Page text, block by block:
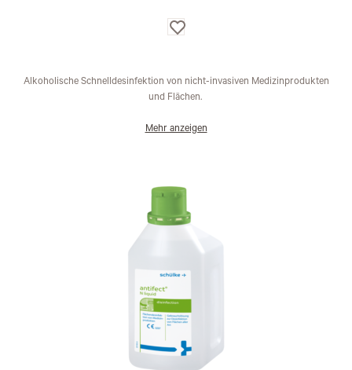
Auf
die
Alkoholische Schnelldesinfektion von nicht-invasiven Medizinprodukten
und Flächen.
Mehr anzeigen